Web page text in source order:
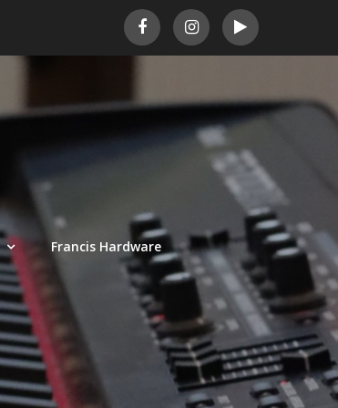
Francis Hardware